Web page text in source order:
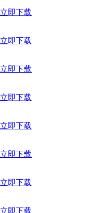
立即下载
立即下载
立即下载
立即下载
立即下载
立即下载
立即下载
立即下载